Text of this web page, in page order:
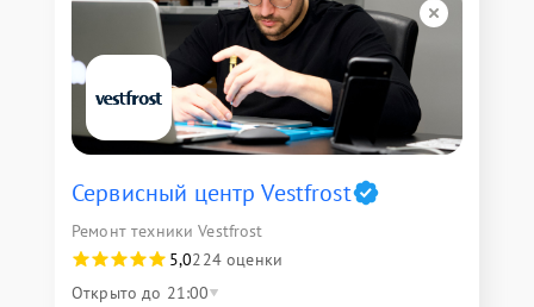
Сервисный центр Vestfrost
Ремонт техники Vestfrost
5,0224 оценки
Открыто до 21:00